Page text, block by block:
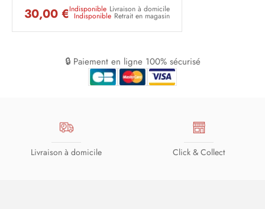
30,00 €Indisponible Livraison à domicile
Indisponible Retrait en magasin
🔒 Paiement en ligne 100% sécurisé
Livraison à domicile Click & Collect